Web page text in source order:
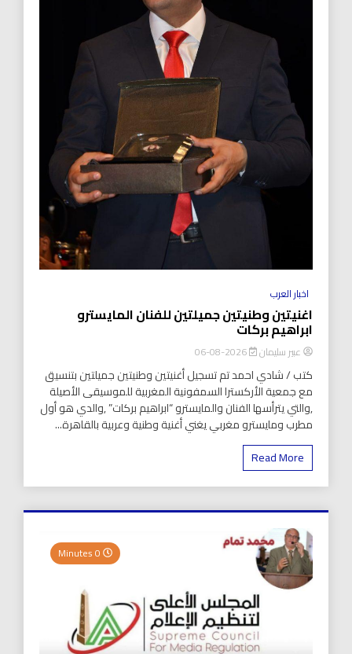
اخبار العرب
اغنيتين وطنيتين جميلتين للفنان المايسترو
ابراهيم بركات
عبير سليمان 2026-08-06
كتب / شادي احمد تم تسجيل أغنيتين وطنيتين جميلتين بتنسيق
مع جمعية الأركسترا السمفونية المغربية للموسيقى الأصيلة
,والتي يترأسها الفنان والمايسترو “ابراهيم بركات” ,والدي هو أول
مطرب ومايسترو مغربي يغني أغنية وطنية وعربية بالقاهرة...
Read More